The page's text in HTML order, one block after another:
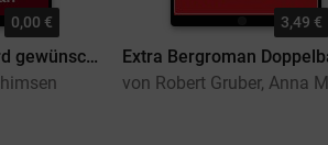
0,00 €
Fürstliche Hilfe wird gewünscht: Fürstenroman
3,49 €